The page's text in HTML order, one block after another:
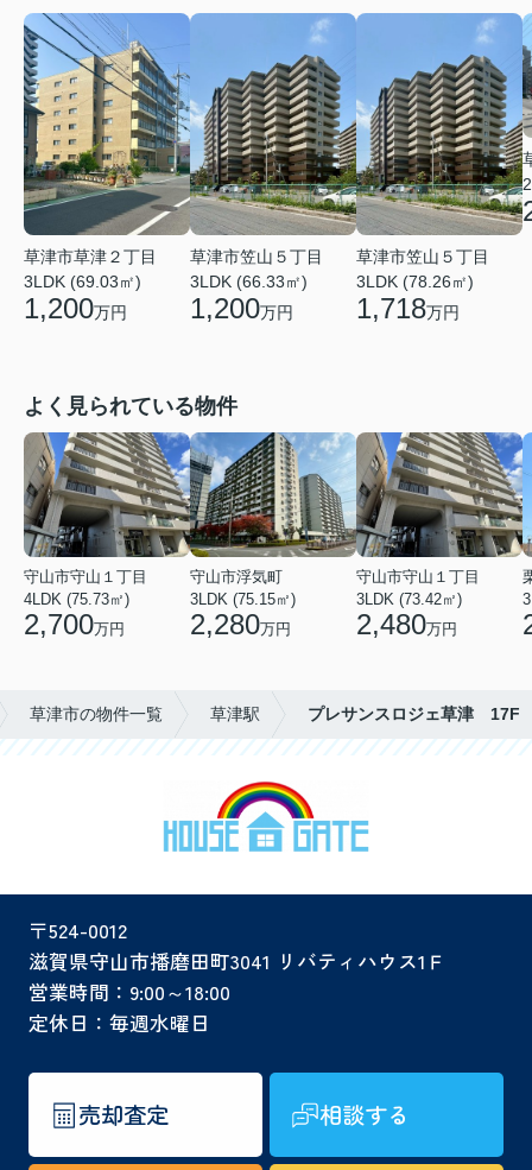
草津市草津２丁目
3LDK (69.03㎡)
1,200万円
草津市笠山５丁目
3LDK (66.33㎡)
1,200万円
草津市笠山５丁目
3LDK (78.26㎡)
1,718万円
よく見られている物件
守山市守山１丁目
4LDK (75.73㎡)
2,700万円
守山市浮気町
3LDK (75.15㎡)
2,280万円
守山市守山１丁目
3LDK (73.42㎡)
2,480万円
草津市の物件一覧 草津駅 プレサンスロジェ草津 17F
〒524-0012
滋賀県守山市播磨田町3041 リバティハウス1Ｆ
営業時間：9:00～18:00
定休日：毎週水曜日
売却査定 相談する